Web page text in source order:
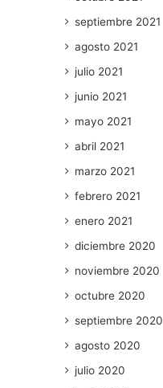
septiembre 2021
agosto 2021
julio 2021
junio 2021
mayo 2021
abril 2021
marzo 2021
febrero 2021
enero 2021
diciembre 2020
noviembre 2020
octubre 2020
septiembre 2020
agosto 2020
julio 2020